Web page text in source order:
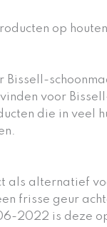
voor
die in veel
alternatief
frisse geur
2022 is deze